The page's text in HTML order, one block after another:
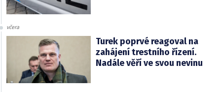
včera
Turek poprvé reagoval na
zahájení trestního řízení.
Nadále věří ve svou nevinu